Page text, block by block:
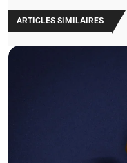
ARTICLES SIMILAIRES